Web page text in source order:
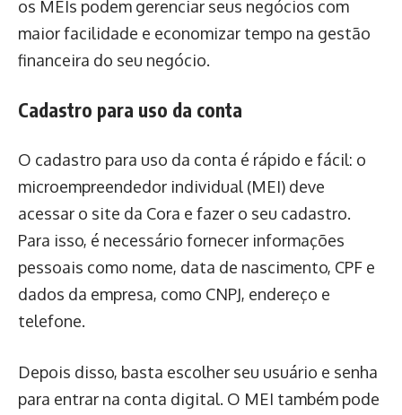
os MEIs podem gerenciar seus negócios com
maior facilidade e economizar tempo na gestão
financeira do seu negócio.
Cadastro para uso da conta
O cadastro para uso da conta é rápido e fácil: o
microempreendedor individual (MEI) deve
acessar o site da Cora e fazer o seu cadastro.
Para isso, é necessário fornecer informações
pessoais como nome, data de nascimento, CPF e
dados da empresa, como CNPJ, endereço e
telefone.
Depois disso, basta escolher seu usuário e senha
para entrar na conta digital. O MEI também pode